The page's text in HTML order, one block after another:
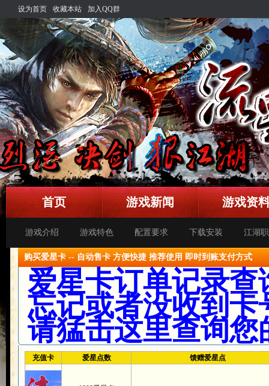
设为首页 收藏本站 加入QQ群
首页 游戏新闻 游戏资
游戏介绍 游戏特色 配置要求 下载安装 江湖
购买爱星卡 -- 自动售卡 方便快捷 推荐使用 即时到账支付方式
爱星卡订单记录查
忘记或者没收到卡
请猛击这里查询您
充值卡 爱星点数 馈赠爱星点